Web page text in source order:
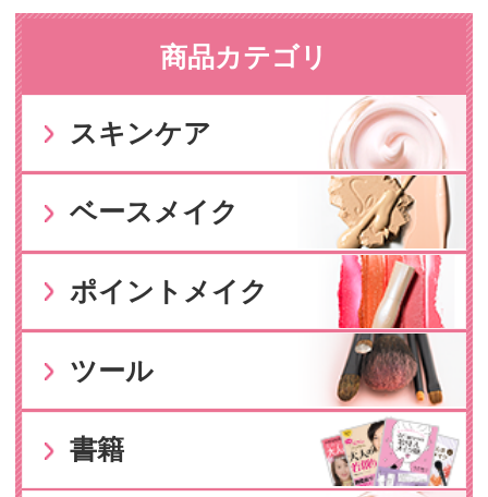
じて最大7％まで変動します。
ご利用ガイド詳細はこちら
体験教室
Sayお客様センター
受付時間 9:00～11:15/12:00～16:00（休み：日
曜・祝日）